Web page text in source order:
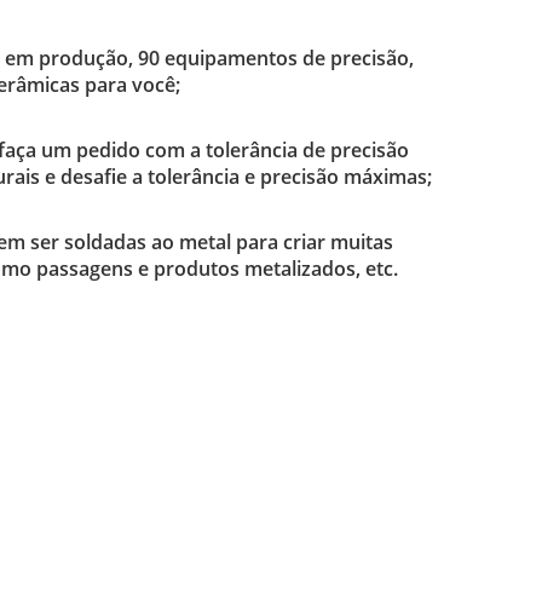
produção, 90 equipamentos de precisão,
para você;
um pedido com a tolerância de precisão
e desafie a tolerância e precisão máximas;
ser soldadas ao metal para criar muitas
passagens e produtos metalizados, etc.